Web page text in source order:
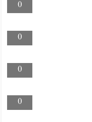
0
0
0
0